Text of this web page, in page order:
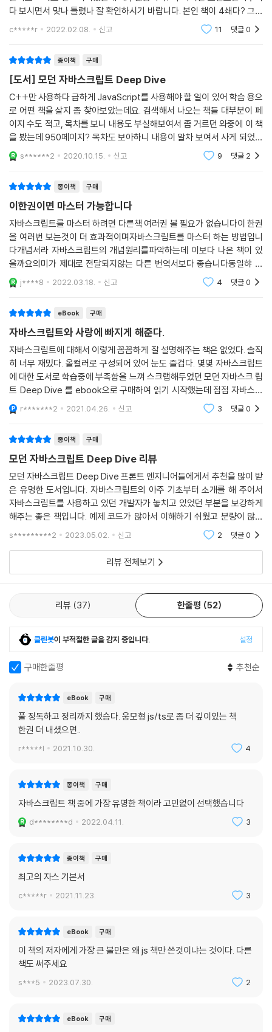
____7.1.3 문자열 연결 연산자
7.3 비교 연산자
____7.3.2 대소 관계 비교 연산자
7.4 삼항 조건 연산자
7.5 논리 연산자
7.6 쉼표 연산자
7.7 그룹 연산자
7.8 typeof 연산자
7.9 지수 연산자
7.10 그 외의 연산자
7.11 연산자의 부수 효과
7.12 연산자 우선순위
7.13 연산자 결합 순서
▣ 08장: 제어문
8.1 블록문
8.2 조건문
____8.2.1 if...else 문
8.3 반복문
____8.3.1 for 문
____8.3.2 while 문
____8.3.3 do...while 문
8.4 break 문
8.5 continue 문
▣ 09장: 타입 변환과 단축 평가
9.2 암묵적 타입 변환
____9.2.1 문자열 타입으로 변환
____9.2.2 숫자 타입으로 변환
____9.2.3 불리언 타입으로 변환
9.3 명시적 타입 변환
____9.3.1 문자열 타입으로 변환
____9.3.2 숫자 타입으로 변환
____9.4.1 논리 연산자를 사용한 단축 평가
____9.4.3 null 병합 연산자
▣ 10장: 객체 리터럴
10.1 객체란?
10.2 객체 리터럴에 의한 객체 생성
10.3 프로퍼티
10.5 프로퍼티 접근
10.6 프로퍼티 값 갱신
10.7 프로퍼티 동적 생성
10.8 프로퍼티 삭제
____10.9.1 프로퍼티 축약 표현
____10.9.2 계산된 프로퍼티 이름
____10.9.3 메서드 축약 표현
____11.1.1 변경 불가능한 값
____11.1.2 문자열과 불변성
____11.1.3 값에 의한 전달
____11.2.2 참조에 의한 전달
▣ 12장: 함수
12.1 함수란?
12.4 함수 정의
다 보시면서 맞나 틀렸나 잘 확인하시기 바랍니다. 본인 책이 4쇄다? 그래
도 초판 오탈자 다 확인해보세요. 개념과 정반대의 이미지가 올라와있는
c*****r 2022.02.08. 신고 11 댓글0
종이책 구매
[도서] 모던 자바스크립트 Deep Dive
C++만 사용하다 급하게 JavaScript를 사용해야 할 일이 있어 학습 용으
로 어떤 책을 살지 좀 찾아보았는데요. 검색해서 나오는 책들 대부분이 페
이지 수도 적고, 목차를 보니 내용도 부실해보여서 좀 거르던 와중에 이 책
을 봤는데 950페이지? 목차도 보아하니 내용이 알차 보여서 사게 되었습
니다.완독하고 느낀 건 분량은 거짓말을 안 한다는 점이네요 컬러 인쇄라
책에 있는 예제 및
s******2 2020.10.15. 신고 9 댓글 2
종이책 구매
이한권이면 마스터 가능합니다
자바스크립트를 마스터 하려면 다른책 여러권 볼 필요가 없습니다이 한권
을 여러번 보는것이 더 효과적이며자바스크립트를 마스터 하는 방법입니
다개념서라 자바스크립트의 개념원리를파악하는데 이보다 나은 책이 있
을까요의미가 제대로 전달되지않는 다른 번역서보다 좋습니다동일햐 설
명이 중간중간 계속나오다 보니이 부분은 호불호가 있을수 있겠네요강추
합니다
j****8 2022.03.18. 신고 4 댓글0
eBook 구매
자바스크립트와 사랑에 빠지게 해준다.
자바스크립트에 대해서 이렇게 꼼꼼하게 잘 설명해주는 책은 없었다. 솔직
히 너무 재밌다. 올컬러로 구성되어 있어 눈도 즐겁다. 몇몇 자바스크립트
에 대한 도서로 학습중에 부족함을 느껴 스크랩해두었던 모던 자바스크 립
트 Deep Dive 를 ebook으로 구매하여 읽기 시작했는데 점점 자바스크
립트가 사랑스럽 게 느껴지기 시작했다. 처음에 자바스크립트를 접했을 땐
(파이썬, C, 자
r*******2 2021.04.26. 신고 3 댓글0
종이책 구매
모던 자바스크립트 Deep Dive 리뷰
모던 자바스크립트 Deep Dive 프론트 엔지니어들에게서 추천을 많이 받
은 유명한 도서입니다. 자바스크립트의 아주 기초부터 소개를 해 주어서
자바스크립트를 사용하고 있던 개발자가 놓치고 있었던 부분을 보강하게
해주는 좋은 책입니다. 예제 코드가 많아서 이해하기 쉬웠고 분량이 많기
는 하지만 하나씩 익혀가기 좋은 내용들입니다.
s*********2 2023.05.02. 신고 2 댓글0
리뷰 전체보기
리뷰 37 한줄평 52
클린봇이 부적절한 글을 감지 중입니다. 설정
구매한줄평 추천순
eBook 구매
풀 정독하고 정리까지 했슴다. 웅모형 js/ts로 좀 더 깊이있는 책
한권 더 내셨으면..
r*****l 2021.10.30. 4
종이책 구매
자바스크립트 책 중에 가장 유명한 책이라 고민없이 선택했습니다
d********d 2022.04.11. 3
종이책 구매
최고의 자스 기본서
c*****r 2021.11.23. 3
eBook 구매
이 책의 저자에게 가장 큰 불만은 왜 js 책만 쓴것이냐는 것이다. 다른
책도 써주세요
s***5 2023.07.30. 2
eBook 구매